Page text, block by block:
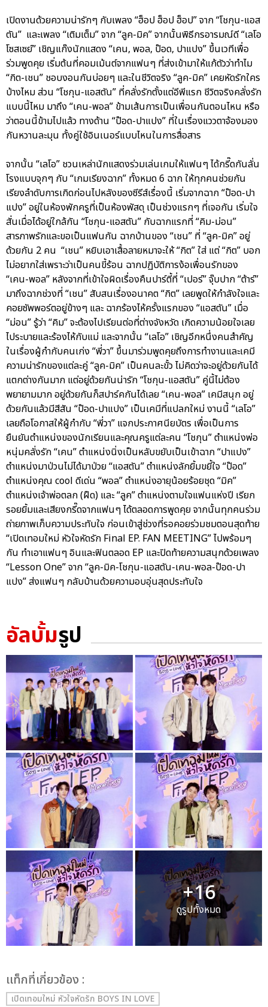
เปิดงานด้วยความน่ารักๆ กับเพลง “ฮ็อป ฮ็อป ฮ็อป” จาก “โชกุน-แอส
ตัน” และเพลง “เติมเต็ม” จาก “ลูค-มิค” จากนั้นพิธีกรอารมณ์ดี “เลโอ
โซสเซย์” เชิญแก๊งนักแสดง “เคน, พอล, ป๊อด, ปาแปง” ขึ้นเวทีเพื่อ
ร่วมพูดคุย เริ่มต้นที่คอมเม้นต์จากแฟนๆ ที่ส่งเข้ามาให้แก้ตัวว่าทำไม
“กิต-เชน” ชอบงอนกันบ่อยๆ และในชีวิตจริง “ลูค-มิค” เคยหัดรักใคร
บ้างไหม ส่วน “โชกุน-แอสตัน” ที่คลั่งรักตั้งแต่อีพีแรก ชีวิตจริงคลั่งรัก
แบบนี้ไหม มาถึง “เคน-พอล” ข้ามเส้นการเป็นเพื่อนกันตอนไหน หรือ
ว่าตอนนี้ข้ามไปแล้ว ทางด้าน “ป๊อด-ปาแปง” ที่ในเรื่องแววตาจ้องมอง
กันหวานละมุน ทั้งคู่ใช้อินเนอร์แบบไหนในการสื่อสาร
จากนั้น “เลโอ” ชวนเหล่านักแสดงร่วมเล่นเกมให้แฟนๆ ได้กรี๊ดกันลั่น
โรงแบบจุกๆ กับ “เกมเรียงฉาก” ทั้งหมด 6 ฉาก ให้ทุกคนช่วยกัน
เรียงลำดับการเกิดก่อนไปหลังของซีรีส์เรื่องนี้ เริ่มจากฉาก “ป๊อด-ปา
แปง” อยู่ในห้องพักครูที่เป็นห้องพัสดุ เป็นช่วงแรกๆ ที่เจอกัน เริ่มใจ
สั่นเมื่อได้อยู่ใกล้กัน “โชกุน-แอสตัน” กับฉากแรกที่ “คิม-ม่อน”
สารภาพรักและขอเป็นแฟนกัน ฉากบ้านของ “เชน” ที่ “ลูค-มิค” อยู่
ด้วยกัน 2 คน “เชน” หยิบเอาเสื้อลายหมาจะให้ “กิต” ใส่ แต่ “กิต” บอก
ไม่อยากใส่เพราะว่าเป็นคนขี้ร้อน ฉากปฏิบัติการง้อเพื่อนรักของ
“เคน-พอล” หลังจากที่เข้าใจผิดเรื่องคืนปาร์ตี้ที่ “เปอร์” จุ๊บปาก “ต้าร์”
มาถึงฉากช่วงที่ “เชน” สับสนเรื่องอนาคต “กิต” เลยพูดให้กำลังใจและ
คอยซัพพอร์ตอยู่ข้างๆ และ ฉากร้องไห้ครั้งแรกของ “แอสตัน” เมื่อ
“ม่อน” รู้ว่า “คิม” จะต้องไปเรียนต่อที่ต่างจังหวัด เกิดความน้อยใจเลย
ไประบายและร้องไห้กับแม่ และจากนั้น “เลโอ” เชิญอีกหนึ่งคนสำคัญ
ในเรื่องผู้กำกับคนเก่ง “พี่วา” ขึ้นมาร่วมพูดคุยถึงการทำงานและเคมี
ความน่ารักของแต่ละคู่ “ลูค-มิค” เป็นคนละขั้ว ไม่คิดว่าจะอยู่ด้วยกันได้
แตกต่างกันมาก แต่อยู่ด้วยกันน่ารัก “โชกุน-แอสตัน” คู่นี้ไม่ต้อง
พยายามมาก อยู่ด้วยกันก็สปาร์คกันได้เลย “เคน-พอล” เคมีสนุก อยู่
ด้วยกันแล้วมีสีสัน “ป๊อด-ปาแปง” เป็นเคมีที่แปลกใหม่ งานนี้ “เลโอ”
เลยถือโอกาสให้ผู้กำกับ “พี่วา” แจกประกาศนียบัตร เพื่อเป็นการ
ยืนยันตำแหน่งของนักเรียนและคุณครูแต่ละคน “โชกุน” ตำแหน่งพ่อ
หนุ่มคลั่งรัก “เคน” ตำแหน่งนิ่งเป็นหลับขยับเป็นเข้าฉาก “ปาแปง”
ตำแหน่งมาป่วนไม่ได้มาป่วย “แอสตัน” ตำแหน่งลักยิ้มขยี้ใจ “ป๊อด”
ตำแหน่งคุณ cool ดีเด่น “พอล” ตำแหน่งอายุน้อยร้อยชุด “มิค”
ตำแหน่งเจ้าพ่อตลก (ฝืด) และ “ลูค” ตำแหน่งตามใจแฟนแห่งปี เรียก
รอยยิ้มและเสียงกรี๊ดจากแฟนๆ ได้ตลอดการพูดคุย จากนั้นทุกคนร่วม
ถ่ายภาพเก็บความประทับใจ ก่อนเข้าสู่ช่วงที่รอคอยร่วมชมตอนสุดท้าย
“เปิดเทอมใหม่ หัวใจหัดรัก Final EP. FAN MEETING” ไปพร้อมๆ
กัน ทำเอาแฟนๆ อินและฟินตลอด EP และปิดท้ายความสนุกด้วยเพลง
“Lesson One” จาก “ลูค-มิค-โชกุน-แอสตัน-เคน-พอล-ป๊อด-ปา
แปง” ส่งแฟนๆ กลับบ้านด้วยความอบอุ่นสุดประทับใจ
อัลบั้มรูป
+16
ดูรูปทั้งหมด
เเท็กที่เกี่ยวข้อง :
เปิดเทอมใหม่ หัวใจหัดรัก BOYS IN LOVE